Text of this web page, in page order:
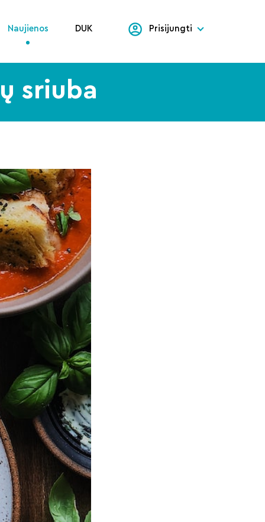
Naujienos DUK Prisijungti
sriuba